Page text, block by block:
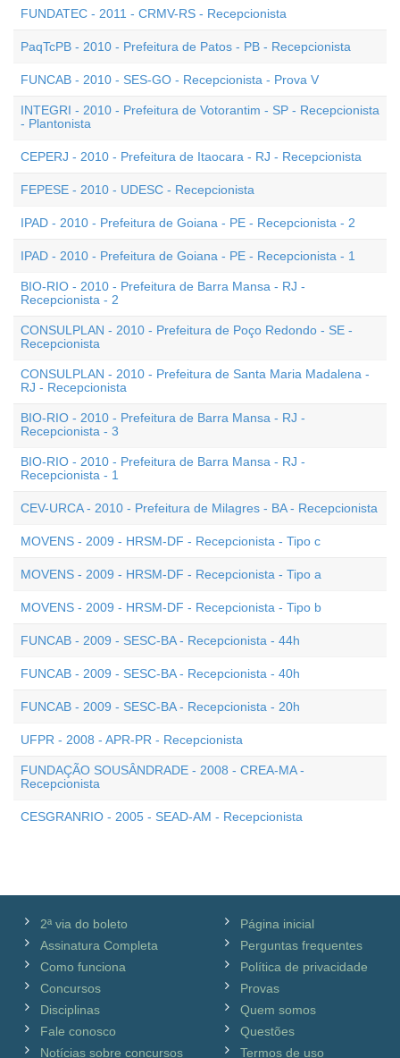
FUNDATEC - 2011 - CRMV-RS - Recepcionista
PaqTcPB - 2010 - Prefeitura de Patos - PB - Recepcionista
FUNCAB - 2010 - SES-GO - Recepcionista - Prova V
INTEGRI - 2010 - Prefeitura de Votorantim - SP - Recepcionista
- Plantonista
CEPERJ - 2010 - Prefeitura de Itaocara - RJ - Recepcionista
FEPESE - 2010 - UDESC - Recepcionista
IPAD - 2010 - Prefeitura de Goiana - PE - Recepcionista - 2
IPAD - 2010 - Prefeitura de Goiana - PE - Recepcionista - 1
BIO-RIO - 2010 - Prefeitura de Barra Mansa - RJ -
Recepcionista - 2
CONSULPLAN - 2010 - Prefeitura de Poço Redondo - SE -
Recepcionista
CONSULPLAN - 2010 - Prefeitura de Santa Maria Madalena -
RJ - Recepcionista
BIO-RIO - 2010 - Prefeitura de Barra Mansa - RJ -
Recepcionista - 3
BIO-RIO - 2010 - Prefeitura de Barra Mansa - RJ -
Recepcionista - 1
CEV-URCA - 2010 - Prefeitura de Milagres - BA - Recepcionista
MOVENS - 2009 - HRSM-DF - Recepcionista - Tipo c
MOVENS - 2009 - HRSM-DF - Recepcionista - Tipo a
MOVENS - 2009 - HRSM-DF - Recepcionista - Tipo b
FUNCAB - 2009 - SESC-BA - Recepcionista - 44h
FUNCAB - 2009 - SESC-BA - Recepcionista - 40h
FUNCAB - 2009 - SESC-BA - Recepcionista - 20h
UFPR - 2008 - APR-PR - Recepcionista
FUNDAÇÃO SOUSÂNDRADE - 2008 - CREA-MA -
Recepcionista
CESGRANRIO - 2005 - SEAD-AM - Recepcionista
2ª via do boleto
Assinatura Completa
Como funciona
Concursos
Disciplinas
Fale conosco
Notícias sobre concursos
Página inicial
Perguntas frequentes
Política de privacidade
Provas
Quem somos
Questões
Termos de uso